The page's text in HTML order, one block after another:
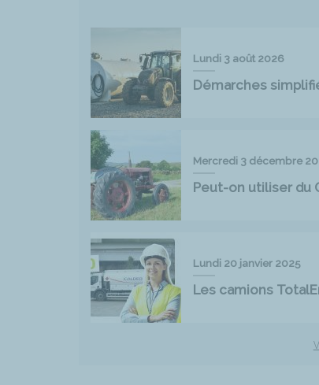
Lundi 3 août 2026
Démarches
Mercredi 3 décembre
Peut-on utiliser du
Lundi 20 janvier 2025
Les camions